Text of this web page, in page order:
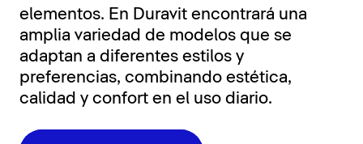
elementos. En Duravit encontrará una
amplia variedad de modelos que se
adaptan a diferentes estilos y
preferencias, combinando estética,
calidad y confort en el uso diario.